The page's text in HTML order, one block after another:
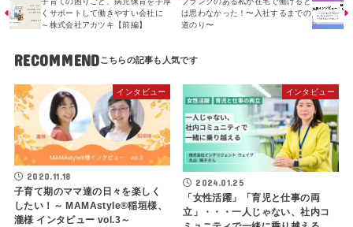
くサポートして働きやすい会社に
～株式会社アカツキ【前編】
は思わなかった！〜入社するまでの
道のり〜
RECOMMEND
インタビュー
2020.11.18
子育て期のママ達の日々を楽しく
したい！～ MAMAstyle®稲垣様、
瀧様 インタビュー vol.3～
インタビュー
2024.01.25
「女性活躍」「育児と仕事の両
立」・・・一人じゃない、社内コ